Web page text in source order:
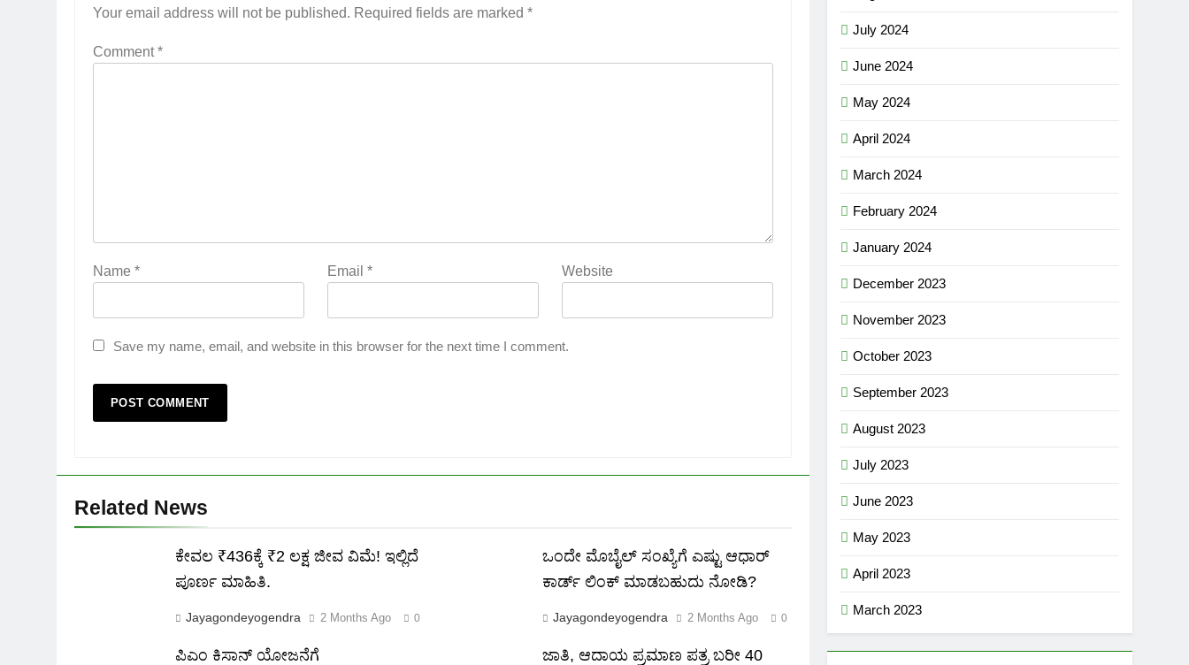
Your email address will not be published. Required fields are marked *
Comment*
Name * Email* Website
Save my name, email, and website in this browser for the next time I comment.
Related News
ಕೇವಲ ₹436ಕ್ಕೆ ₹2 ಲಕ್ಷ ಜೀವ ವಿಮೆ! ಇಲ್ಲಿದೆ
ಪೂರ್ಣ ಮಾಹಿತಿ.
Jayagondeyogendra 2 Months Ago 0
ಒಂದೇ ಮೊಬೈಲ್ ಸಂಖ್ಯೆಗೆ ಎಷ್ಟು ಆಧಾರ್
ಕಾರ್ಡ್ ಲಿಂಕ್ ಮಾಡಬಹುದು ನೋಡಿ?
Jayagondeyogendra 2 Months Ago 0
ಪಿಎಂ ಕಿಸಾನ್ ಯೋಜನೆಗೆ ಜಾತಿ, ಆದಾಯ ಪ್ರಮಾಣ ಪತ್ರ ಬರೀ 40
July 2024
June 2024
May 2024
April 2024
March 2024
February 2024
January 2024
December 2023
November 2023
October 2023
September 2023
August 2023
July 2023
June 2023
May 2023
April 2023
March 2023